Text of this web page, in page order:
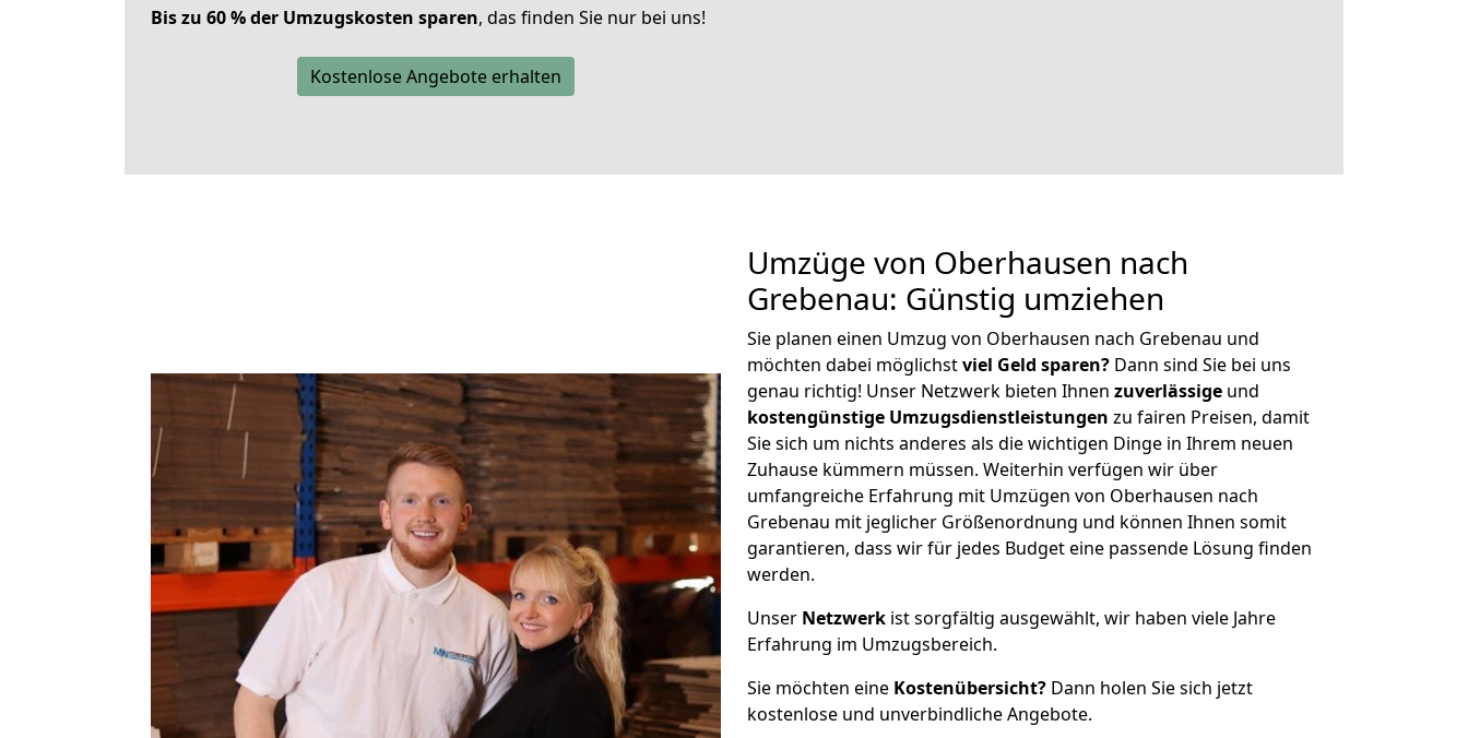
Bis zu 60 % der Umzugskosten sparen, das finden Sie nur bei uns!
Kostenlose Angebote erhalten
Umzüge von Oberhausen nach
Grebenau: Günstig umziehen
Sie planen einen Umzug von Oberhausen nach Grebenau und
möchten dabei möglichstviel Geld sparen? Dann sind Sie bei uns
genau richtig! Unser Netzwerk bieten Ihnen zuverlässige und
kostengünstige Umzugsdienstleistungen zu fairen Preisen, damit
Sie sich um nichts anderes als die wichtigen Dinge in Ihrem neuen
Zuhause kümmern müssen. Weiterhin verfügen wir über
umfangreiche Erfahrung mit Umzügen von Oberhausen nach
Grebenau mit jeglicher Größenordnung und können Ihnen somit
garantieren, dass wir für jedes Budget eine passende Lösung finden
werden.
Unser Netzwerk ist sorgfältig ausgewählt, wir haben viele Jahre
Erfahrung im Umzugsbereich.
Sie möchten eine Kostenübersicht? Dann holen Sie sich jetzt
kostenlose und unverbindliche Angebote.